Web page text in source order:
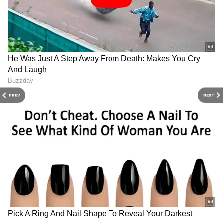
PREV NEXT
Related Articles
రూ. 2 వేలు ఫైన్‌.. ర‌వాణా శాఖ కీల‌క నిర్ణ‌యం
PURE EV Etrys: బైక్ ల‌వ‌ర్స్‌కి పండ‌గే.. 171 కిలోమీట‌ర్ల
మైలేజ్ ఇచ్చే ఎల‌క్ట్రిక్ బైక్